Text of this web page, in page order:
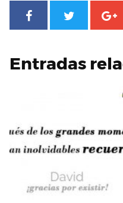
Entradas